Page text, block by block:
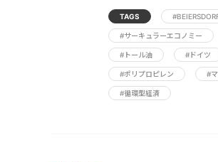
TAGS
#サーキュラーエコノミー
#トール油 #ドイツ
#ポリプロピレン #
#循環型経済